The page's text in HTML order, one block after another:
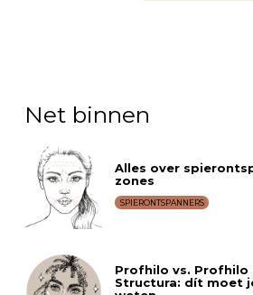
Net binnen
Alles over
zones
SPIERONTSPANNERS
Profhilo vs. Profhilo
Structura: dít moet